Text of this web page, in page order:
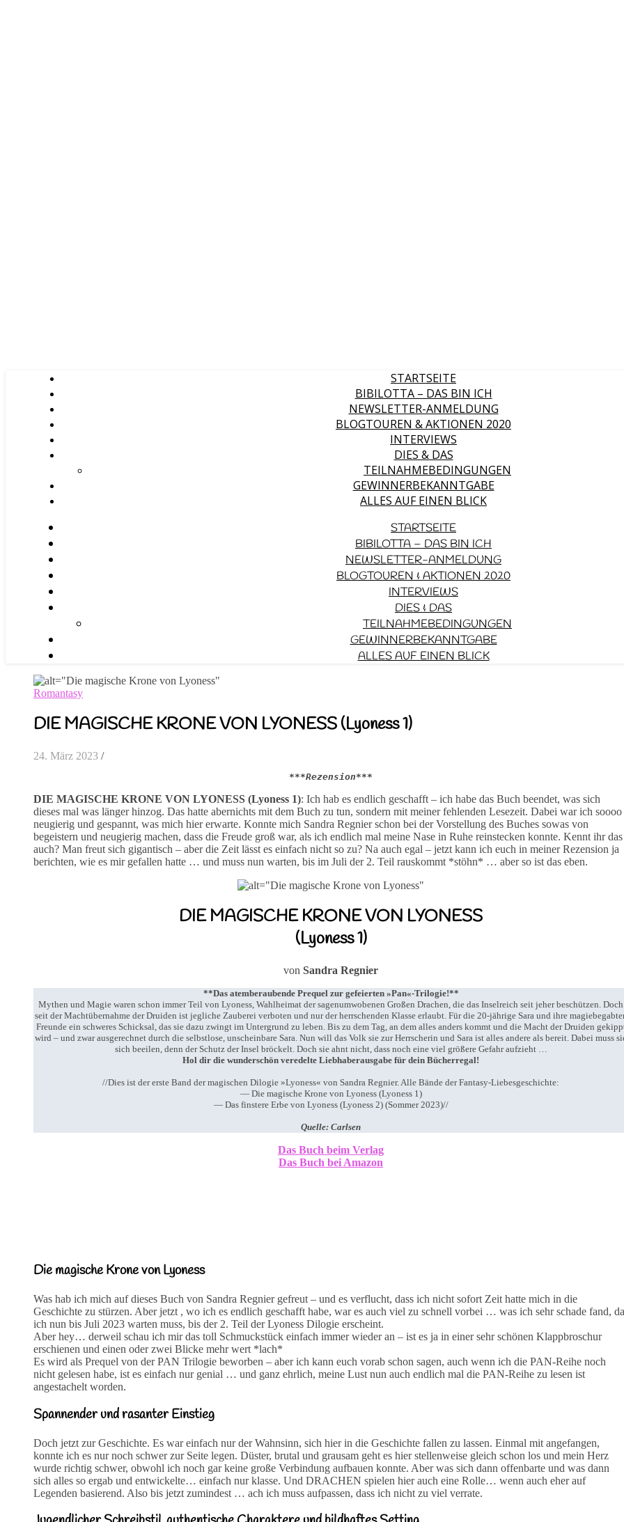
STARTSEITE
BIBILOTTA – DAS BIN ICH
NEWSLETTER-ANMELDUNG
BLOGTOUREN & AKTIONEN 2020
INTERVIEWS
DIES & DAS
TEILNAHMEBEDINGUNGEN
GEWINNERBEKANNTGABE
ALLES AUF EINEN BLICK
STARTSEITE
BIBILOTTA – DAS BIN ICH
NEWSLETTER-ANMELDUNG
BLOGTOUREN & AKTIONEN 2020
INTERVIEWS
DIES & DAS
TEILNAHMEBEDINGUNGEN
GEWINNERBEKANNTGABE
ALLES AUF EINEN BLICK
Romantasy
DIE MAGISCHE KRONE VON LYONESS (Lyoness 1)
24. März 2023 /
***Rezension***
DIE MAGISCHE KRONE VON LYONESS (Lyoness 1): Ich hab es endlich geschafft – ich habe das Buch beendet, was sich
dieses mal was länger hinzog. Das hatte abernichts mit dem Buch zu tun, sondern mit meiner fehlenden Lesezeit. Dabei war ich soooo
neugierig und gespannt, was mich hier erwarte. Konnte mich Sandra Regnier schon bei der Vorstellung des Buches sowas von
begeistern und neugierig machen, dass die Freude groß war, als ich endlich mal meine Nase in Ruhe reinstecken konnte. Kennt ihr das
auch? Man freut sich gigantisch – aber die Zeit lässt es einfach nicht so zu? Na auch egal – jetzt kann ich euch in meiner Rezension ja
berichten, wie es mir gefallen hatte … und muss nun warten, bis im Juli der 2. Teil rauskommt *stöhn* … aber so ist das eben.
DIE MAGISCHE KRONE VON LYONESS
(Lyoness 1)
von Sandra Regnier
**Das atemberaubende Prequel zur gefeierten »Pan«-Trilogie!**
Mythen und Magie waren schon immer Teil von Lyoness, Wahlheimat der sagenumwobenen Großen Drachen, die das Inselreich seit jeher beschützen. Doch
seit der Machtübernahme der Druiden ist jegliche Zauberei verboten und nur der herrschenden Klasse erlaubt. Für die 20-jährige Sara und ihre
Freunde ein schweres Schicksal, das sie dazu zwingt im Untergrund zu leben. Bis zu dem Tag, an dem alles anders kommt und die Macht der Druiden
wird – und zwar ausgerechnet durch die selbstlose, unscheinbare Sara. Nun will das Volk sie zur Herrscherin und Sara ist alles andere als bereit. Dabei muss
sich beeilen, denn der Schutz der Insel bröckelt. Doch sie ahnt nicht, dass noch eine viel größere Gefahr aufzieht …
Hol dir die wunderschön veredelte Liebhaberausgabe für dein Bücherregal!
//Dies ist der erste Band der magischen Dilogie »Lyoness« von Sandra Regnier. Alle Bände der Fantasy-Liebesgeschichte:
— Die magische Krone von Lyoness (Lyoness 1)
— Das finstere Erbe von Lyoness (Lyoness 2) (Sommer 2023)//
Quelle: Carlsen
Das Buch beim Verlag
Das Buch bei Amazon
Die magische Krone von Lyoness
Was hab ich mich auf dieses Buch von Sandra Regnier gefreut – und es verflucht, dass ich nicht sofort Zeit hatte mich in die
Geschichte zu stürzen. Aber jetzt , wo ich es endlich geschafft habe, war es auch viel zu schnell vorbei … was ich sehr schade fand, da
ich nun bis Juli 2023 warten muss, bis der 2. Teil der Lyoness Dilogie erscheint.
Aber hey… derweil schau ich mir das toll Schmuckstück einfach immer wieder an – ist es ja in einer sehr schönen Klappbroschur
erschienen und einen oder zwei Blicke mehr wert *lach*
Es wird als Prequel von der PAN Trilogie beworben – aber ich kann euch vorab schon sagen, auch wenn ich die PAN-Reihe noch
nicht gelesen habe, ist es einfach nur genial … und ganz ehrlich, meine Lust nun auch endlich mal die PAN-Reihe zu lesen ist
angestachelt worden.
Spannender und rasanter Einstieg
Doch jetzt zur Geschichte. Es war einfach nur der Wahnsinn, sich hier in die Geschichte fallen zu lassen. Einmal mit angefangen,
konnte ich es nur noch schwer zur Seite legen. Düster, brutal und grausam geht es hier stellenweise gleich schon los und mein Herz
wurde richtig schwer, obwohl ich noch gar keine große Verbindung aufbauen konnte. Aber was sich dann offenbarte und was dann
sich alles so ergab und entwickelte… einfach nur klasse. Und DRACHEN spielen hier auch eine Rolle… wenn auch eher auf
Legenden basierend. Also bis jetzt zumindest … ach ich muss aufpassen, dass ich nicht zu viel verrate.